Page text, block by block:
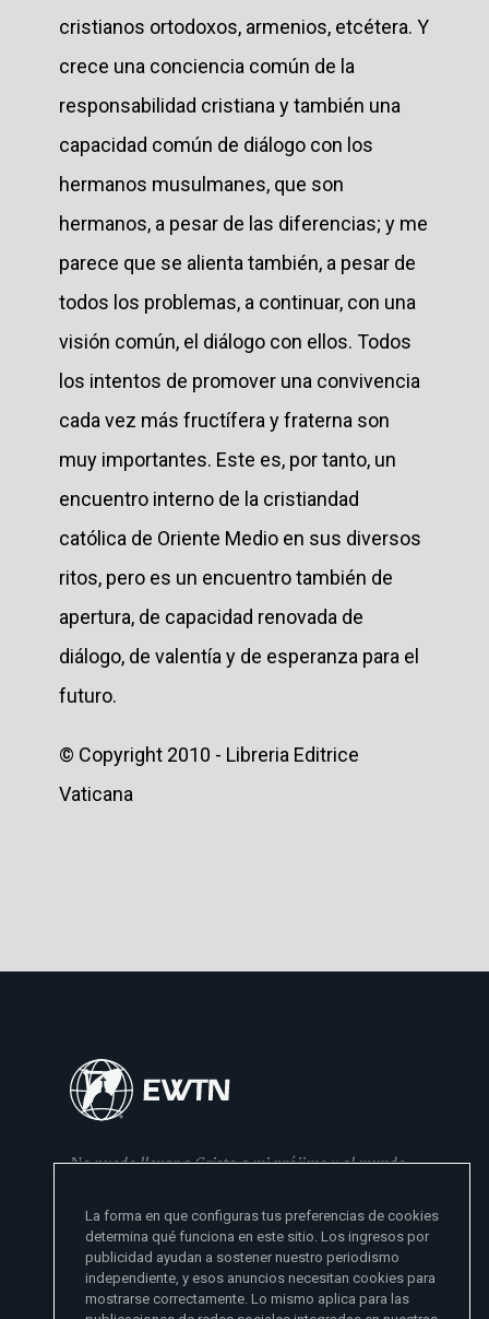
cristianos ortodoxos, armenios, etcétera. Y
crece una conciencia común de la
responsabilidad cristiana y también una
capacidad común de diálogo con los
hermanos musulmanes, que son
hermanos, a pesar de las diferencias; y me
parece que se alienta también, a pesar de
todos los problemas, a continuar, con una
visión común, el diálogo con ellos. Todos
los intentos de promover una convivencia
cada vez más fructífera y fraterna son
muy importantes. Este es, por tanto, un
encuentro interno de la cristiandad
católica de Oriente Medio en sus diversos
ritos, pero es un encuentro también de
apertura, de capacidad renovada de
diálogo, de valentía y de esperanza para el
futuro.
© Copyright 2010 - Libreria Editrice
Vaticana
No puedo llevar a Cristo a mi prójimo y al mundo
- Madre Angelica
La forma en que configuras tus preferencias de cookies
determina qué funciona en este sitio. Los ingresos por
publicidad ayudan a sostener nuestro periodismo
independiente, y esos anuncios necesitan cookies para
mostrarse correctamente. Lo mismo aplica para las